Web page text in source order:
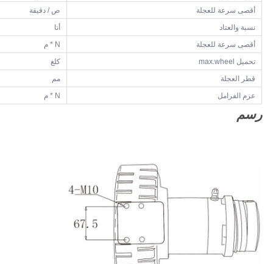
أقصى سرعة للعجلة
ص / دقيقة
نسبة والعتاد
أنا
أقصى سرعة للعجلة
N * م
تحميل max.wheel
كلغ
قطر العجلة
مم
عزم الفرامل
N * م
رسم